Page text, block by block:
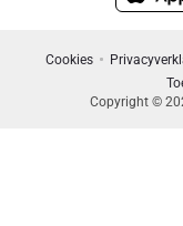
Cookies
Copyright ©